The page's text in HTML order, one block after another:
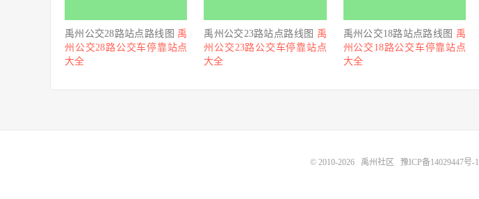
禹州公交28路站点路线图 禹
州公交28路公交车停靠站点
大全
禹州公交23路站点路线图 禹
州公交23路公交车停靠站点
大全
禹州公交18路站点路线图 禹
州公交18路公交车停靠站点
大全
© 2010-2026 禹州社区 豫ICP备14029447号-1